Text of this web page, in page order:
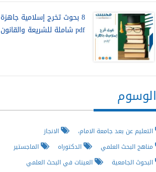
8 بحوث تخرج إسلامية جاهزة
pdf شاملة للشريعة والقانون
الوسوم
التعليم عن بعد جامعة الامام،
الانجاز
مناهج البحث العلمي
الدكتوراه
الماجستير
البحوث الجامعية
العينات في البحث العلمي